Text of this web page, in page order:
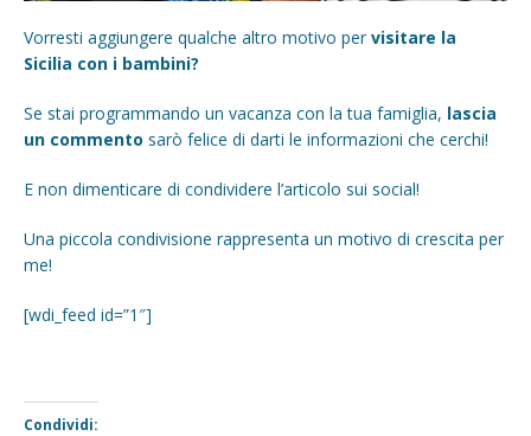
Vorresti aggiungere qualche altro motivo per visitare la
Sicilia con i bambini?
Se stai programmando un vacanza con la tua famiglia, lascia
un commento sarò felice di darti le informazioni che cerchi!
E non dimenticare di condividere l’articolo sui social!
Una piccola condivisione rappresenta un motivo di crescita per
me!
[wdi_feed id=”1″]
Condividi: